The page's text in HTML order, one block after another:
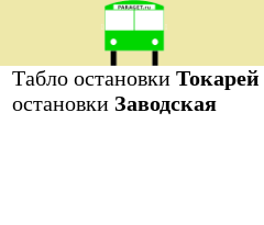
Табло остановки
остановки Заводская